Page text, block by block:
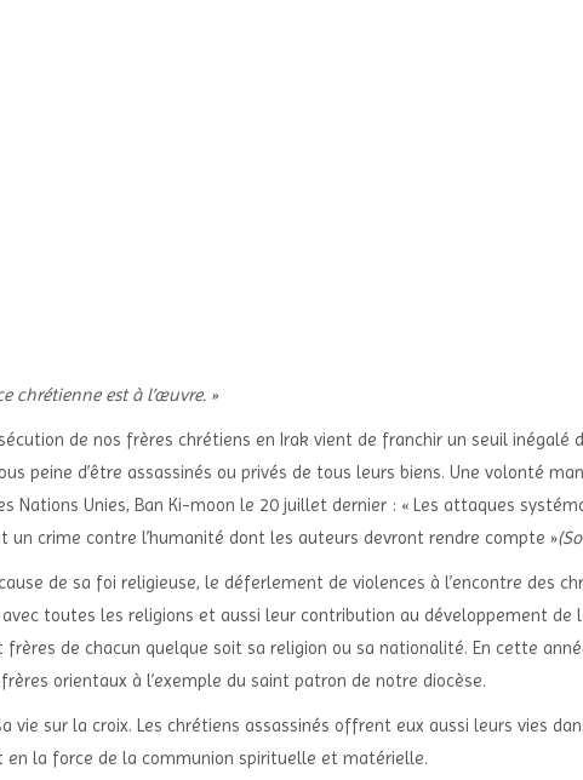
chrétienne est à l’œuvre. »
de nos frères chrétiens en Irak vient de franchir un seuil inégalé
peine d’être assassinés ou privés de tous leurs biens. Une volonté
Nations Unies, Ban Ki-moon le 20 juillet dernier : « Les attaques
crime contre l’humanité dont les auteurs devront rendre compte »
de sa foi religieuse, le déferlement de violences à l’encontre des
toutes les religions et aussi leur contribution au développement de
de chacun quelque soit sa religion ou sa nationalité. En cette
orientaux à l’exemple du saint patron de notre diocèse.
vie sur la croix. Les chrétiens assassinés offrent eux aussi leurs vies
en la force de la communion spirituelle et matérielle.